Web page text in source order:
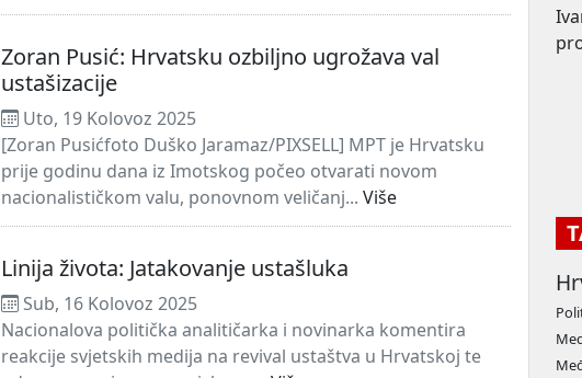
Zoran Pusić: Hrvatsku ozbiljno ugrožava val
ustašizacije
Uto, 19 Kolovoz 2025
[Zoran Pusićfoto Duško Jaramaz/PIXSELL] MPT je Hrvatsku
prije godinu dana iz Imotskog počeo otvarati novom
nacionalističkom valu, ponovnom veličanj... Više
Linija života: Jatakovanje ustašluka
Sub, 16 Kolovoz 2025
Nacionalova politička analitičarka i novinarka komentira
reakcije svjetskih medija na revival ustaštva u Hrvatskoj te